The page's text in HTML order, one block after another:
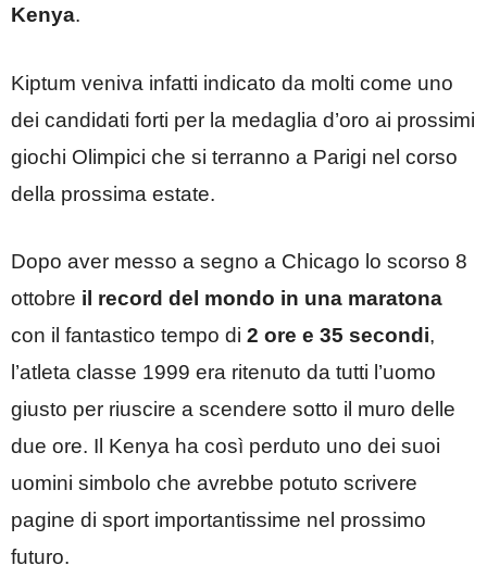
Kenya.
Kiptum veniva infatti indicato da molti come uno
dei candidati forti per la medaglia d’oro ai prossimi
giochi Olimpici che si terranno a Parigi nel corso
della prossima estate.
Dopo aver messo a segno a Chicago lo scorso 8
ottobre il record del mondo in una maratona
con il fantastico tempo di 2 ore e 35 secondi,
l’atleta classe 1999 era ritenuto da tutti l’uomo
giusto per riuscire a scendere sotto il muro delle
due ore. Il Kenya ha così perduto uno dei suoi
uomini simbolo che avrebbe potuto scrivere
pagine di sport importantissime nel prossimo
futuro.